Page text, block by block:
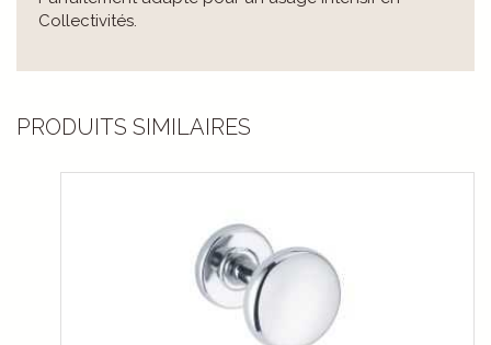
Collectivités.
PRODUITS SIMILAIRES